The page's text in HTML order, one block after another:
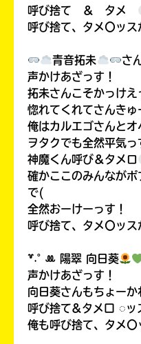
呼び捨て ＆ タメ
呼び捨て、タメ〇ッス
青音拓未
さ
声かけあざっす！
拓未さんこそかっけえ
惚れてくれてさんきゅ
俺はカルエゴさんとオ
ヲタクでも全然平気っ
神魔くん呼び＆タメロ
確かここのみんなが
で(
全然おーけーっす！
呼び捨て、タメ〇ッス
꒷˖˚ ꔛ‬ 陽翠 向日葵
声かけあざっす！
向日葵さんもちょーか
呼び捨て&タメ口 ◌ッ
俺も呼び捨て、タメ〇